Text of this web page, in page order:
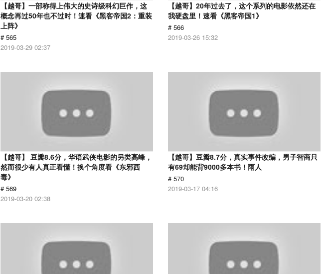
【越哥】一部称得上伟大的史诗级科幻巨作，这
概念再过50年也不过时！速看《黑客帝国2：重装
上阵》
# 565
2019-03-29 02:37
【越哥】20年过去了，这个系列的电影依然还在
我硬盘里！速看《黑客帝国1》
# 566
2019-03-26 15:32
【越哥】 豆瓣8.6分，华语武侠电影的另类高峰，
然而很少有人真正看懂！换个角度看《东邪西
毒》
# 569
2019-03-20 02:38
【越哥】豆瓣8.7分，真实事件改编，男子智商只
有69却能背9000多本书！雨人
# 570
2019-03-17 04:16